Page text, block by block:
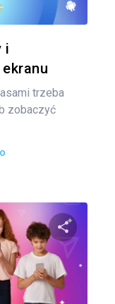
i
trzeba
zobaczyć